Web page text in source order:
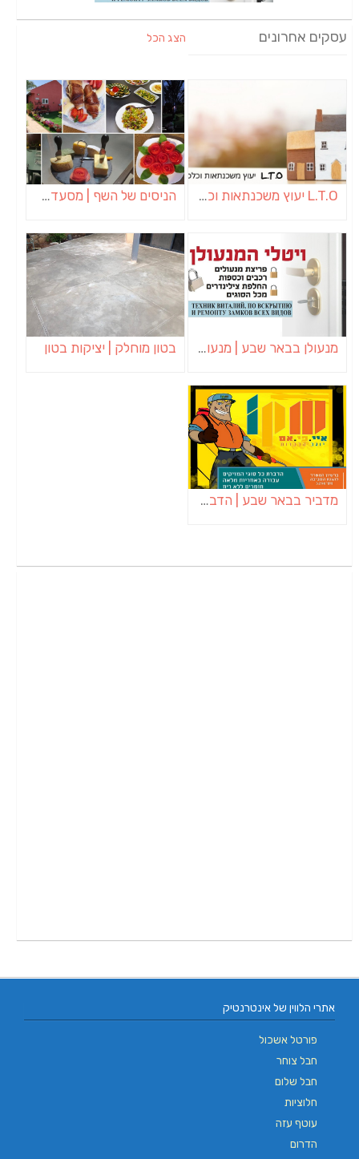
עסקים אחרונים הצג הכל
L.T.O יעוץ משכנתאות וכלכלת משפחה | יועץ משכנתאות באשכול הניסים של השף | מסעדת שף בבית | ארוחות גורמה
מנעולן בבאר שבע | מנעולן באופקים | ויטלי המנעולן בטון מוחלק | יציקות בטון
מדביר בבאר שבע | הדברה בבאר שבע | יוגב הדברות
אתרי הלווין של אינטרנטיק
פורטל אשכול
חבל צוחר
חבל שלום
חלוציות
עוטף עזה
הדרום